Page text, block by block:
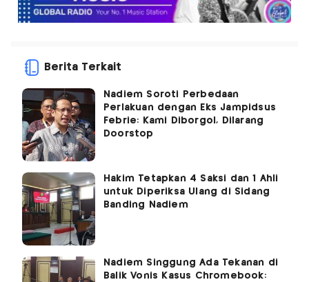
Berita Terkait
Nadiem Soroti Perbedaan
Perlakuan dengan Eks Jampidsus
Febrie: Kami Diborgol, Dilarang
Doorstop
Hakim Tetapkan 4 Saksi dan 1 Ahli
untuk Diperiksa Ulang di Sidang
Banding Nadiem
Nadiem Singgung Ada Tekanan di
Balik Vonis Kasus Chromebook: